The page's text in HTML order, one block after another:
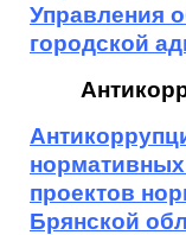
Управления
городской
проектов
Брянской